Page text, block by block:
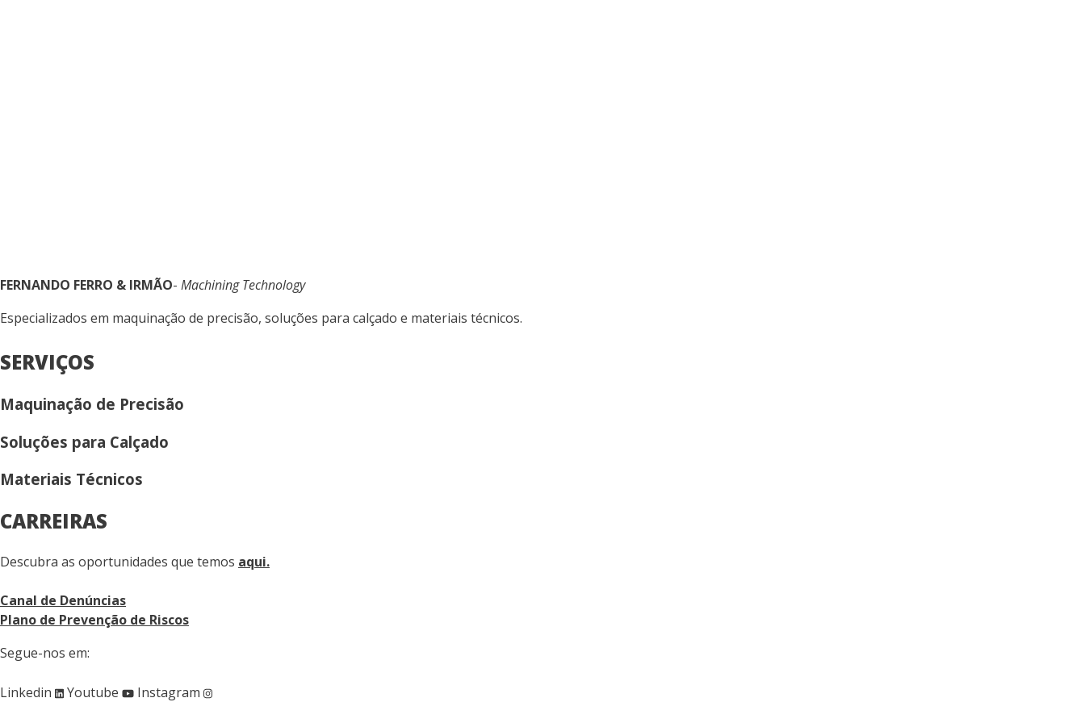
FERNANDO FERRO & IRMÃO- Machining Technology
Especializados em maquinação de precisão, soluções para calçado e materiais técnicos.
SERVIÇOS
Maquinação de Precisão
Soluções para Calçado
Materiais Técnicos
CARREIRAS
Descubra as oportunidades que temos aqui.
Canal de Denúncias
Plano de Prevenção de Riscos
Segue-nos em:
Linkedin Youtube Instagram